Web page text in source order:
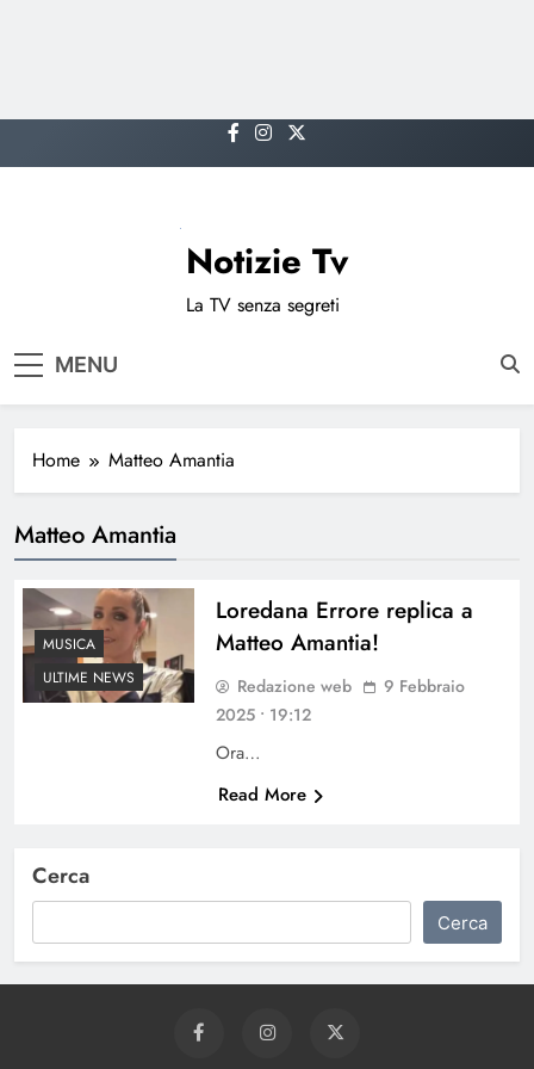
to
Notizie Tv
La TV senza segreti
MENU
Home Matteo Amantia
Matteo Amantia
MUSICA
ULTIME NEWS
Loredana Errore replica a
Matteo Amantia!
Redazione web
9 Febbraio
2025 • 19:12
Ora…
Read More
Cerca
Cerca